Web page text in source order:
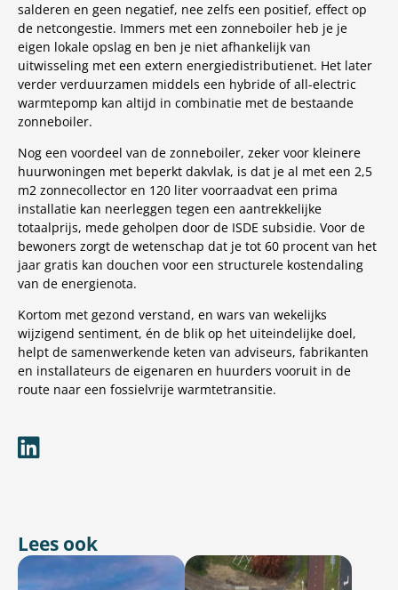
salderen en geen negatief, nee zelfs een positief, effect op
de netcongestie. Immers met een zonneboiler heb je je
eigen lokale opslag en ben je niet afhankelijk van
uitwisseling met een extern energiedistributienet. Het later
verder verduurzamen middels een hybride of all-electric
warmtepomp kan altijd in combinatie met de bestaande
zonneboiler.
Nog een voordeel van de zonneboiler, zeker voor kleinere
huurwoningen met beperkt dakvlak, is dat je al met een 2,5
m2 zonnecollector en 120 liter voorraadvat een prima
installatie kan neerleggen tegen een aantrekkelijke
totaalprijs, mede geholpen door de ISDE subsidie. Voor de
bewoners zorgt de wetenschap dat je tot 60 procent van het
jaar gratis kan douchen voor een structurele kostendaling
van de energienota.
Kortom met gezond verstand, en wars van wekelijks
wijzigend sentiment, én de blik op het uiteindelijke doel,
helpt de samenwerkende keten van adviseurs, fabrikanten
en installateurs de eigenaren en huurders vooruit in de
route naar een fossielvrije warmtetransitie.
Lees ook